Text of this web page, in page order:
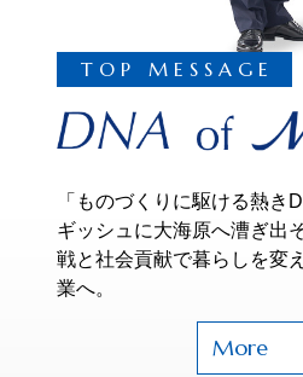
TOP MESSAGE
「ものづくりに駆ける熱き
ギッシュに大海原へ漕ぎ出
戦と社会貢献で暮らしを変
業へ。
More